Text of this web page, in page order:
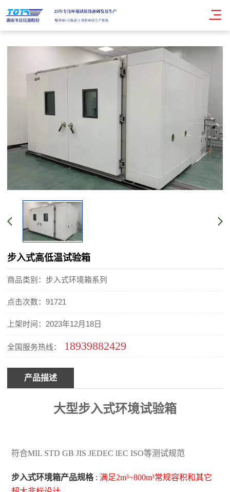
步入式高低温试验箱
商品类别：步入式环境箱系列
点击次数：91721
上架时间：2023年12月18日
全国服务热线： 18939882429
产品描述
大型步入式环境试验箱
符合MIL STD GB JIS JEDEC lEC ISO等测试规范
步入式环境箱产品规格 : 满足2m³~800m³常规容积和其它